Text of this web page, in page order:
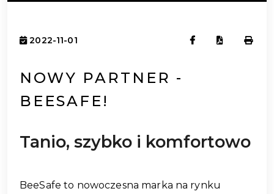
2022-11-01
NOWY PARTNER -
BEESAFE!
Tanio, szybko i komfortowo
BeeSafe to nowoczesna marka na rynku